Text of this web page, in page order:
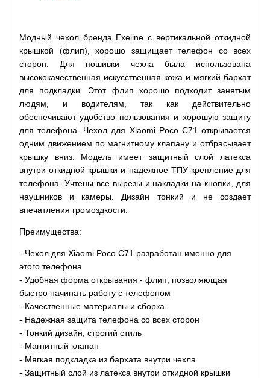
Модный чехол бренда Exeline с вертикальной откидной
крышкой (флип), хорошо защищает телефон со всех
сторон. Для пошивки чехла была использована
высококачественная искусственная кожа и мягкий бархат
для подкладки. Этот флип хорошо подходит занятым
людям, и водителям, так как действительно
обеспечивают удобство пользования и хорошую защиту
для телефона. Чехол для Xiaomi Poco C71 открывается
одним движением по магнитному клапану и отбрасывает
крышку вниз. Модель имеет защитный слой латекса
внутри откидной крышки и надежное ТПУ крепление для
телефона. Учтены все вырезы и накладки на кнопки, для
наушников и камеры. Дизайн тонкий и не создает
впечатления громоздкости.
Преимущества:
- Чехол для Xiaomi Poco C71 разработан именно для
этого телефона
- Удобная форма открывания - флип, позволяющая
быстро начинать работу с телефоном
- Качественные материалы и сборка
- Надежная защита телефона со всех сторон
- Тонкий дизайн, строгий стиль
- Магнитный клапан
- Мягкая подкладка из бархата внутри чехла
- Защитный слой из латекса внутри откидной крышки